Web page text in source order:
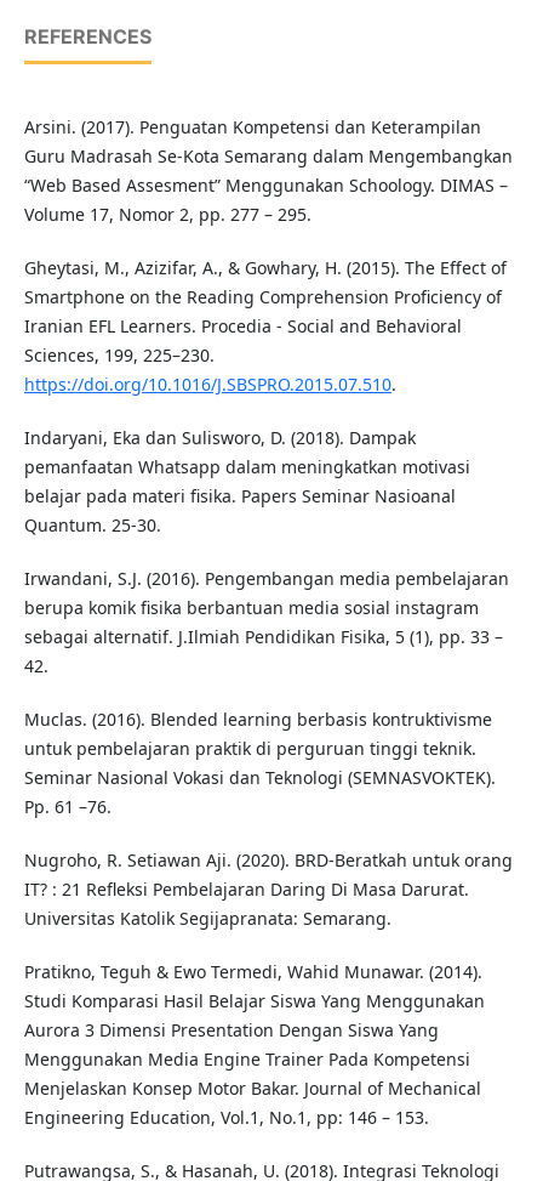
REFERENCES
Arsini. (2017). Penguatan Kompetensi dan Keterampilan
Guru Madrasah Se-Kota Semarang dalam Mengembangkan
“Web Based Assesment” Menggunakan Schoology. DIMAS –
Volume 17, Nomor 2, pp. 277 – 295.
Gheytasi, M., Azizifar, A., & Gowhary, H. (2015). The Effect of
Smartphone on the Reading Comprehension Proficiency of
Iranian EFL Learners. Procedia - Social and Behavioral
Sciences, 199, 225–230.
https://doi.org/10.1016/J.SBSPRO.2015.07.510.
Indaryani, Eka dan Sulisworo, D. (2018). Dampak
pemanfaatan Whatsapp dalam meningkatkan motivasi
belajar pada materi fisika. Papers Seminar Nasioanal
Quantum. 25-30.
Irwandani, S.J. (2016). Pengembangan media pembelajaran
berupa komik fisika berbantuan media sosial instagram
sebagai alternatif. J.Ilmiah Pendidikan Fisika, 5 (1), pp. 33 –
42.
Muclas. (2016). Blended learning berbasis kontruktivisme
untuk pembelajaran praktik di perguruan tinggi teknik.
Seminar Nasional Vokasi dan Teknologi (SEMNASVOKTEK).
Pp. 61 –76.
Nugroho, R. Setiawan Aji. (2020). BRD-Beratkah untuk orang
IT? : 21 Refleksi Pembelajaran Daring Di Masa Darurat.
Universitas Katolik Segijapranata: Semarang.
Pratikno, Teguh & Ewo Termedi, Wahid Munawar. (2014).
Studi Komparasi Hasil Belajar Siswa Yang Menggunakan
Aurora 3 Dimensi Presentation Dengan Siswa Yang
Menggunakan Media Engine Trainer Pada Kompetensi
Menjelaskan Konsep Motor Bakar. Journal of Mechanical
Engineering Education, Vol.1, No.1, pp: 146 – 153.
Putrawangsa, S., & Hasanah, U. (2018). Integrasi Teknologi